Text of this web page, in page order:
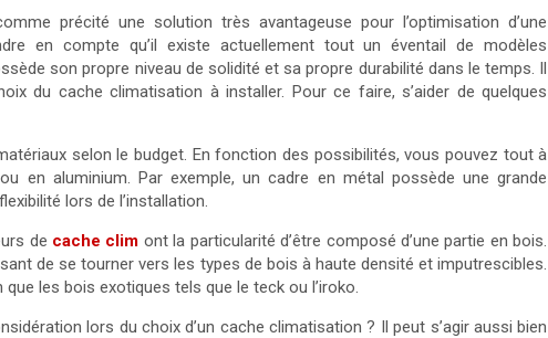
précité une solution très avantageuse pour l’optimisation d’une
en compte qu’il existe actuellement tout un éventail de modèles
son propre niveau de solidité et sa propre durabilité dans le temps. Il
du cache climatisation à installer. Pour ce faire, s’aider de quelques
selon le budget. En fonction des possibilités, vous pouvez tout à
en aluminium. Par exemple, un cadre en métal possède une grande
lors de l’installation.
de cache clim ont la particularité d’être composé d’une partie en bois.
de se tourner vers les types de bois à haute densité et imputrescibles.
les bois exotiques tels que le teck ou l’iroko.
lors du choix d’un cache climatisation ? Il peut s’agir aussi bien